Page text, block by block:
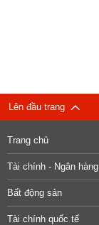
Lên đầu trang
Trang chủ
Tài chính - Ngân hàng
Bất động sản
Tài chính quốc tế